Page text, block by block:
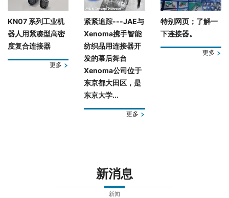
KN07 系列工业机
器人用紧凑型高密
度复合连接器
更多
紧紧追踪---JAE与
Xenoma携手智能
纺织品用连接器开
发的幕后舞台
Xenoma公司位于
东京都大田区，是
东京大学...
更多
特别网页；了解一
下连接器。
更多
新消息
新闻